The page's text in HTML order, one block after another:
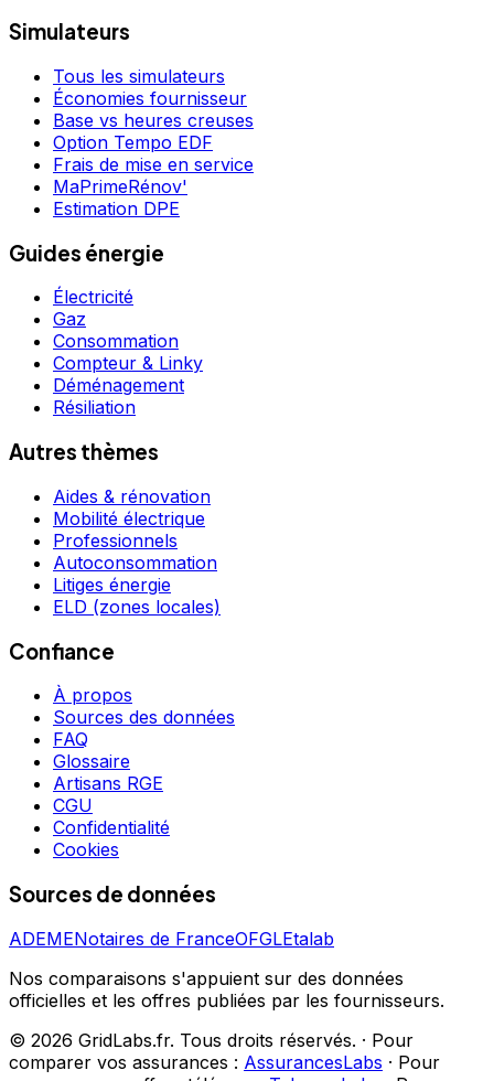
Simulateurs
Tous les simulateurs
Économies fournisseur
Base vs heures creuses
Option Tempo EDF
Frais de mise en service
MaPrimeRénov'
Estimation DPE
Guides énergie
Électricité
Gaz
Consommation
Compteur & Linky
Déménagement
Résiliation
Autres thèmes
Aides & rénovation
Mobilité électrique
Professionnels
Autoconsommation
Litiges énergie
ELD (zones locales)
Confiance
À propos
Sources des données
FAQ
Glossaire
Artisans RGE
CGU
Confidentialité
Cookies
Sources de données
ADEMENotaires de FranceOFGLEtalab
Nos comparaisons s'appuient sur des données
officielles et les offres publiées par les fournisseurs.
© 2026 GridLabs.fr. Tous droits réservés. · Pour
comparer vos assurances : AssurancesLabs · Pour